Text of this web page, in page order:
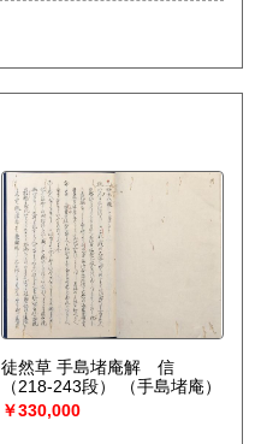
徒然草 手島堵庵解 信
（218-243段）
（手島堵庵）
￥330,000